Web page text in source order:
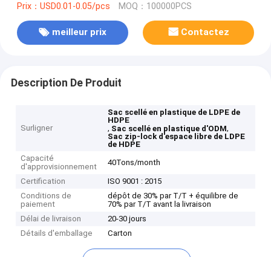
Prix：USD0.01-0.05/pcs MOQ：100000PCS
meilleur prix Contactez
Description De Produit
Surligner
Sac scellé en plastique de LDPE de
HDPE
, Sac scellé en plastique d'ODM,
Sac zip-lock d'espace libre de LDPE
de HDPE
Capacité
d'approvisionnement
40Tons/month
Certification
ISO 9001 : 2015
Conditions de
paiement
dépôt de 30% par T/T + équilibre de
70% par T/T avant la livraison
Délai de livraison
20-30 jours
Détails d'emballage
Carton